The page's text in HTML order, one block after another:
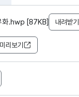
화.hwp [87KB] 내려받기
미리보기